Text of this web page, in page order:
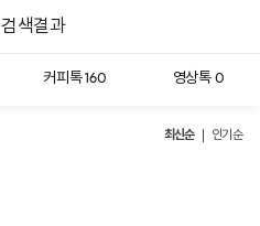
검색결과
커피톡160 영상톡 0
최신순 인기순